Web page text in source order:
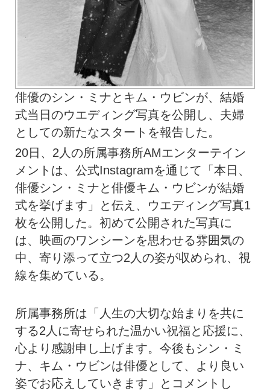
俳優のシン・ミナとキム・ウビンが、結婚
式当日のウエディング写真を公開し、夫婦
としての新たなスタートを報告した。
20日、2人の所属事務所AMエンターテイン
メントは、公式Instagramを通じて「本日、
俳優シン・ミナと俳優キム・ウビンが結婚
式を挙げます」と伝え、ウエディング写真1
枚を公開した。初めて公開された写真に
は、映画のワンシーンを思わせる雰囲気の
中、寄り添って立つ2人の姿が収められ、視
線を集めている。
所属事務所は「人生の大切な始まりを共に
する2人に寄せられた温かい祝福と応援に、
心より感謝申し上げます。今後もシン・ミ
ナ、キム・ウビンは俳優として、より良い
姿でお応えしていきます」とコメントし